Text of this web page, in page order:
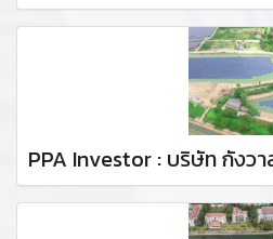
PPA Investor : บริษัท กังวา